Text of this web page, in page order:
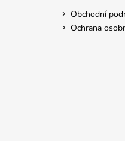
Obchodní
Ochrana